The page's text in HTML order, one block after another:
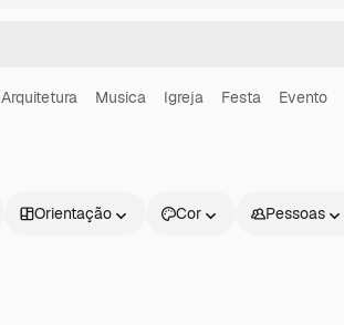
Arquitetura Musica Igreja Festa Evento
Orientação Cor Pessoas